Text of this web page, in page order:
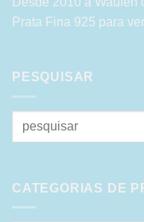
Prata Fina 925 para
PESQUISAR
Pesquisar
por:
CATEGORIAS DE